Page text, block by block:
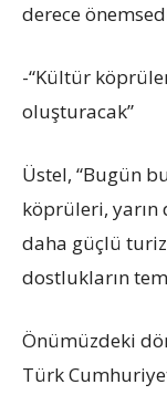
derece
-“Kültür
oluşturacak”
Üstel, “Bugün
köprüleri,
daha güçlü
dostlukların
Önümüzdeki
Türk